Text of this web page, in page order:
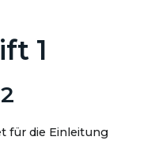
1
für die Einleitung